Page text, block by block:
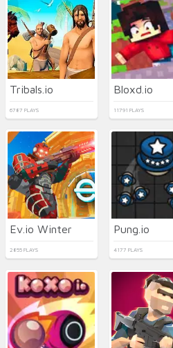
Tribals.io
6787 PLAYS
Bloxd.io
11791 PLAYS
Ev.io Winter
2855 PLAYS
Pung.io
4177 PLAYS